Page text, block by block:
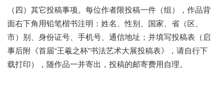
（四）其它投稿事项。每位作者限投稿一件（组），作品背
面右下角用铅笔楷书注明：姓名、性别、国家、省（区、
市）别、身份证号、手机号、通信地址；并填写投稿表（启
事后附《首届“王羲之杯”书法艺术大展投稿表》，请自行下
载打印），随作品一并寄出，投稿的邮寄费用自理。